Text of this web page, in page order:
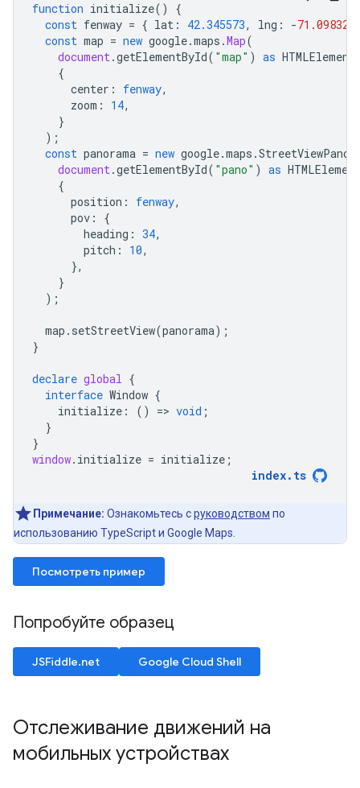
function initialize()
{
const fenway = { lat : 42.345573, lng : -71.098326
const map = new google.maps .Map(
document.getElementById( "map" ) as HTMLElement
{
center : fenway,
zoom : 14,
}
);
const panorama = new google.maps .
document.getElementById( "pano" ) as HTMLElement
{
position : fenway,
pov :
{
heading : 34,
pitch : 10,
},
}
);
map . setStreetView(panorama);
}
declare global {
interface Window {
initialize : () => void ;
}
}
window. initialize = initialize ;
index. ts
Примечание: Ознакомьтесь сруководством по
использованию TypeScript и Google Maps.
Посмотреть пример
Попробуйте образец
JSFiddle.net Google Cloud Shell
Отслеживание движений на
мобильных устройствах